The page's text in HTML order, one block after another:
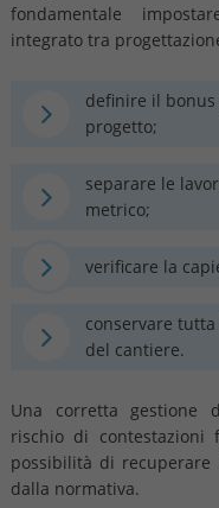
fondamentale
integrato tra
definire il
progetto;
separare le
metrico;
verificare la
conservare
del cantiere.
Una corretta gestione
rischio di contestazioni
possibilità di
dalla normativa.